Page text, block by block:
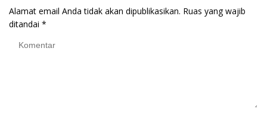
Alamat email Anda tidak akan dipublikasikan. Ruas yang wajib
ditandai *